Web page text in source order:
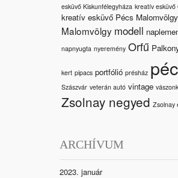
esküvő Kiskunfélegyháza kreatív esküvő
kreatív esküvő Pécs Malomvölgy
Malomvölgy modell
napnyugta nyeremény Orfű
kert pipacs portfólió présház
Szászvár veterán autó vintage
Zsolnay negyed Zsolnay
ARCHÍVUM
2023. január